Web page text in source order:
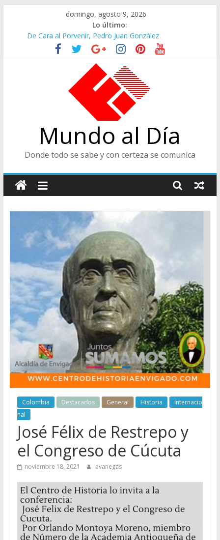
contenido
domingo, agosto 9, 2026
Lo último:
De Cara al Porvenir, Pedro Juan González
Altos Cargos y Envigadeños
Felices en la Fiesta de las Flores
Ministra de Cultura y Centro de Historia de Envigado
Mundo al Día
Donde todo se sabe y con certeza se comunica
Colombia Destacados General Historia
Internacio
nal
José Félix de Restrepo y
el Congreso de Cúcuta
noviembre 18, 2021 avanegas